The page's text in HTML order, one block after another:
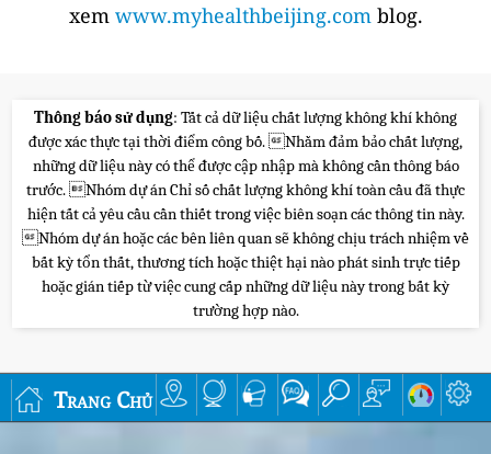
xem www.myhealthbeijing.com blog.
Thông báo sử dụng: Tất cả dữ liệu chất lượng không khí không
được xác thực tại thời điểm công bố. Nhằm đảm bảo chất lượng,
những dữ liệu này có thể được cập nhập mà không cần thông báo
trước. Nhóm dự án Chỉ số chất lượng không khí toàn cầu đã thực
hiện tất cả yêu cầu cần thiết trong việc biên soạn các thông tin này.
Nhóm dự án hoặc các bên liên quan sẽ không chịu trách nhiệm về
bất kỳ tổn thất, thương tích hoặc thiệt hại nào phát sinh trực tiếp
hoặc gián tiếp từ việc cung cấp những dữ liệu này trong bất kỳ
trường hợp nào.
Trang Chủ